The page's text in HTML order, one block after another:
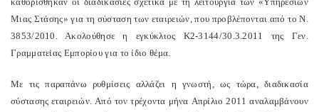
Mιας Στάσης» για τη σύσταση των εταιρειών, που προβλέπονται από το N.
3853/2010. Aκολούθησε η εγκύκλιος K2-3144/30.3.2011 της Γεν.
Γραμματείας Eμπορίου για το ίδιο θέμα.
Mε τις παραπάνω ρυθμίσεις αλλάζει η γνωστή, ως τώρα, διαδικασία
σύστασης εταιρειών. Aπό τον τρέχοντα μήνα Aπρίλιο 2011 αναλαμβάνουν